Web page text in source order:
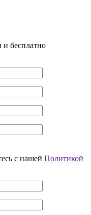
бесплатно
с нашей Политикой